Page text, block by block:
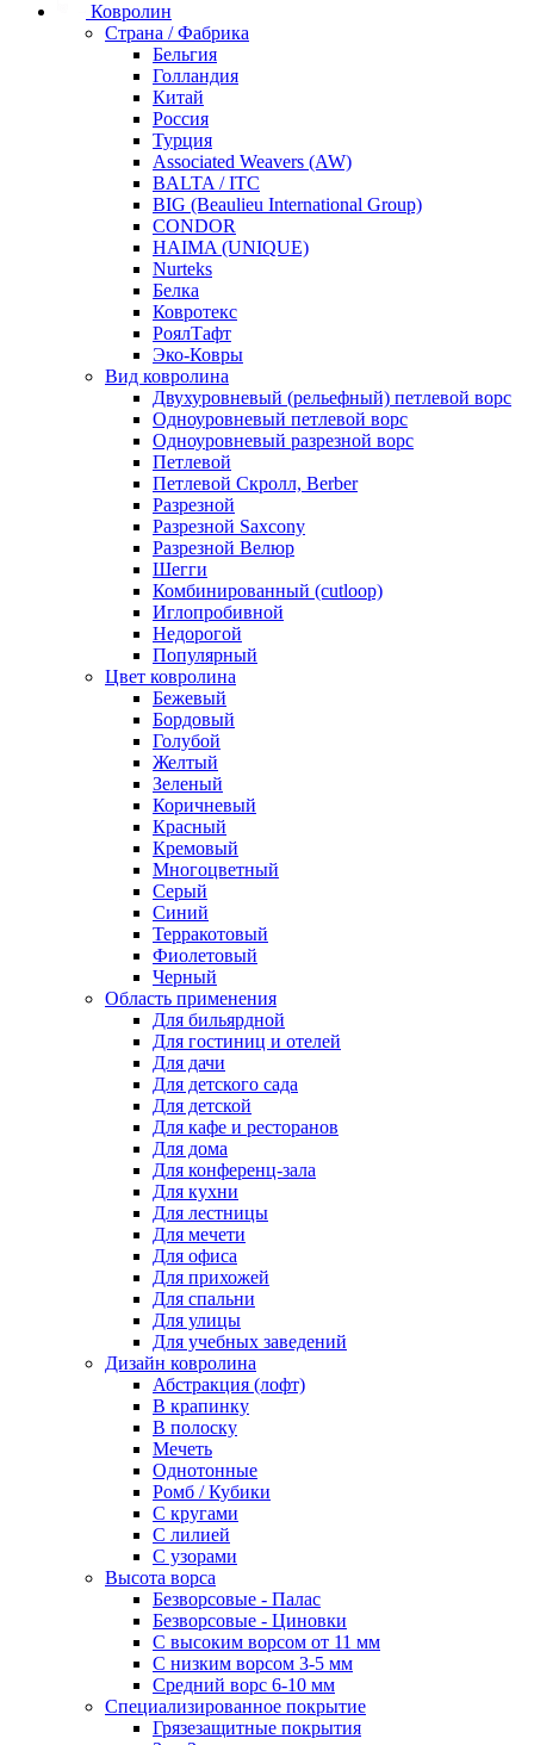
Ковролин
Страна / Фабрика
Бельгия
Голландия
Китай
Россия
Турция
Associated Weavers (AW)
BALTA / ITC
BIG (Beaulieu International Group)
CONDOR
HAIMA (UNIQUE)
Nurteks
Белка
Ковротекс
РоялТафт
Эко-Ковры
Вид ковролина
Двухуровневый (рельефный) петлевой ворс
Одноуровневый петлевой ворс
Одноуровневый разрезной ворс
Петлевой
Петлевой Скролл, Berber
Разрезной
Разрезной Saxcony
Разрезной Велюр
Шегги
Комбинированный (cutloop)
Иглопробивной
Недорогой
Популярный
Цвет ковролина
Бежевый
Бордовый
Голубой
Желтый
Зеленый
Коричневый
Красный
Кремовый
Многоцветный
Серый
Синий
Терракотовый
Фиолетовый
Черный
Область применения
Для бильярдной
Для гостиниц и отелей
Для дачи
Для детского сада
Для детской
Для кафе и ресторанов
Для дома
Для конференц-зала
Для кухни
Для лестницы
Для мечети
Для офиса
Для прихожей
Для спальни
Для улицы
Для учебных заведений
Дизайн ковролина
Абстракция (лофт)
В крапинку
В полоску
Мечеть
Однотонные
Ромб / Кубики
С кругами
С лилией
С узорами
Высота ворса
Безворсовые - Палас
Безворсовые - Циновки
С высоким ворсом от 11 мм
С низким ворсом 3-5 мм
Средний ворс 6-10 мм
Специализированное покрытие
Грязезащитные покрытия